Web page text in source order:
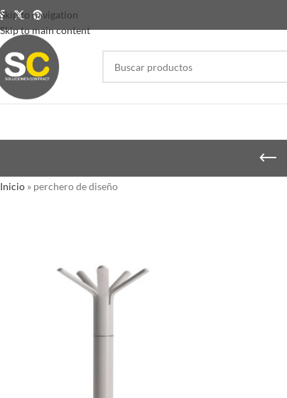
Skip to navigation
Skip to main content
Inicio » perchero de diseño